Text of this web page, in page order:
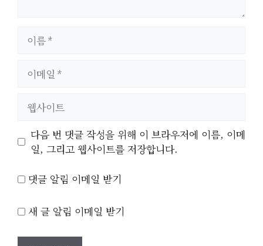
트
다음 번 댓글 작성을 위해 이 브라우저에 이름, 이메
일, 그리고 웹사이트를 저장합니다.
댓글 알림 이메일 받기
새 글 알림 이메일 받기